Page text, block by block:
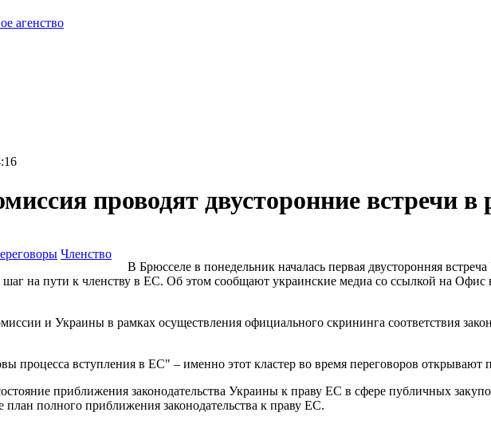
проводят двусторонние встречи
Членство
В Брюсселе в понедельник началась первая двусторонняя
на пути к членству в ЕС. Об этом сообщают украинские медиа со ссылкой на Офис
и Украины в рамках осуществления официального скрининга соответствия
процесса вступления в ЕС" – именно этот кластер во время переговоров
приближения законодательства Украины к праву ЕС в сфере публичных
полного приближения законодательства к праву ЕС.